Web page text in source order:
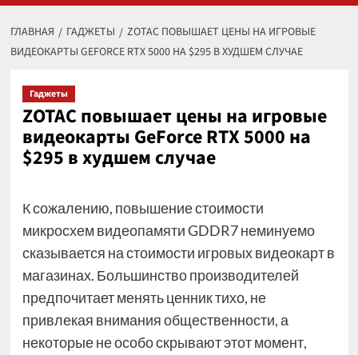
ГЛАВНАЯ ГАДЖЕТЫ
ZOTAC ПОВЫШАЕТ ЦЕНЫ НА ИГРОВЫЕ
ВИДЕОКАРТЫ GEFORCE RTX 5000 НА $295 В ХУДШЕМ СЛУЧАЕ
Гаджеты
ZOTAC повышает цены на игровые
видеокарты GeForce RTX 5000 на
$295 в худшем случае
К сожалению, повышение стоимости
микросхем видеопамяти GDDR7 неминуемо
сказывается на стоимости игровых видеокарт в
магазинах. Большинство производителей
предпочитает менять ценник тихо, не
привлекая внимания общественности, а
некоторые не особо скрывают этот момент,